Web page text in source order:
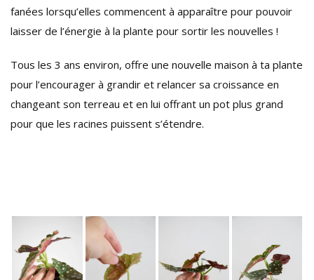
fanées lorsqu’elles commencent à apparaître pour pouvoir
laisser de l’énergie à la plante pour sortir les nouvelles !
Tous les 3 ans environ, offre une nouvelle maison à ta plante
pour l’encourager à grandir et relancer sa croissance en
changeant son terreau et en lui offrant un pot plus grand
pour que les racines puissent s’étendre.